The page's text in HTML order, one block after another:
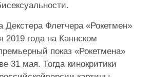
Флетчера «Рокетмен»
2019 года на Каннском
показ «Рокетмена»
31 мая. Тогда кинокритики